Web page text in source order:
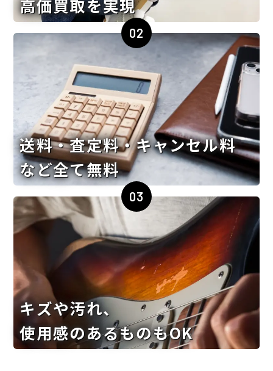
高価買取を実現
02
送料・査定料・キャンセル料
など全て無料
03
キズや汚れ、
使用感のあるものもOK